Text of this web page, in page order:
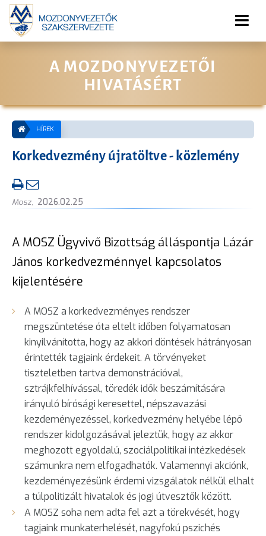
A MOZDONYVEZETŐI
HIVATÁSÉRT
HÍREK
Korkedvezmény újratöltve - közlemény
Mosz, 2026.02.25
A MOSZ Ügyvivő Bizottság álláspontja Lázár
János korkedvezménnyel kapcsolatos
kijelentésére
A MOSZ a korkedvezményes rendszer
megszüntetése óta eltelt időben folyamatosan
kinyilvánította, hogy az akkori döntések hátrányosan
érintették tagjaink érdekeit. A törvényeket
tiszteletben tartva demonstrációval,
sztrájkfelhívással, töredék idők beszámítására
irányuló bírósági keresettel, népszavazási
kezdeményezéssel, korkedvezmény helyébe lépő
rendszer kidolgozásával jeleztük, hogy az akkor
meghozott egyoldalú, szociálpolitikai intézkedések
számunkra nem elfogadhatók. Valamennyi akciónk,
kezdeményezésünk érdemi vizsgálatok nélkül elhalt
a túlpolitizált hivatalok és jogi útvesztők között.
A MOSZ soha nem adta fel azt a törekvését, hogy
tagjaink munkaterhelését, nagyfokú pszichés